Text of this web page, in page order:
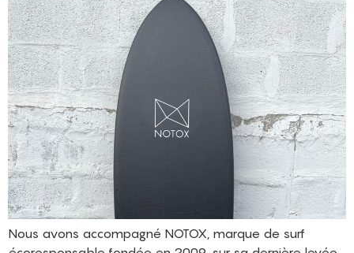
Nous avons accompagné NOTOX, marque de surf